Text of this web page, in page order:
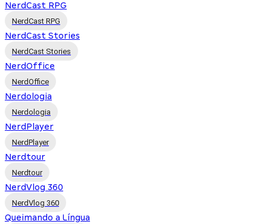
NerdCast RPG
NerdCast RPG
NerdCast Stories
NerdCast Stories
NerdOffice
NerdOffice
Nerdologia
Nerdologia
NerdPlayer
NerdPlayer
Nerdtour
Nerdtour
NerdVlog 360
NerdVlog 360
Queimando a Língua